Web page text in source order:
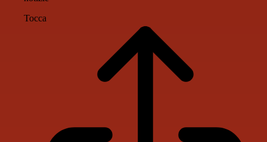
Tocca